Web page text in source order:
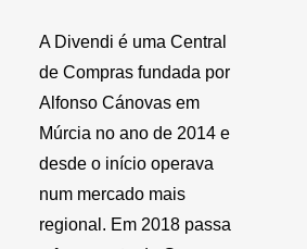
A Divendi é uma Central
de Compras fundada por
Alfonso Cánovas em
Múrcia no ano de 2014 e
desde o início operava
num mercado mais
regional. Em 2018 passa